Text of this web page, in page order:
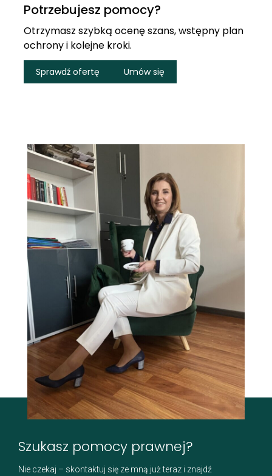
Potrzebujesz pomocy?
Otrzymasz szybką ocenę szans, wstępny plan
ochrony i kolejne kroki.
Sprawdź ofertę Umów się
Szukasz pomocy prawnej?
Nie czekaj – skontaktuj się ze mną już teraz i znajdź